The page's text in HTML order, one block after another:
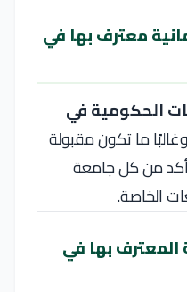
معترف بها في
الحكومية في
ما تكون مقبولة
من كل جامعة
الخاصة.
المعترف بها في